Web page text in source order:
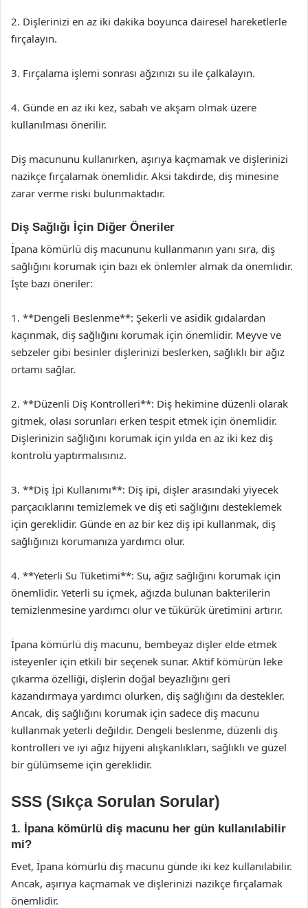
2. Dişlerinizi en az iki dakika boyunca dairesel hareketlerle
fırçalayın.
3. Fırçalama işlemi sonrası ağzınızı su ile çalkalayın.
4. Günde en az iki kez, sabah ve akşam olmak üzere
kullanılması önerilir.
Diş macununu kullanırken, aşırıya kaçmamak ve dişlerinizi
nazikçe fırçalamak önemlidir. Aksi takdirde, diş minesine
zarar verme riski bulunmaktadır.
Diş Sağlığı İçin Diğer Öneriler
İpana kömürlü diş macununu kullanmanın yanı sıra, diş
sağlığını korumak için bazı ek önlemler almak da önemlidir.
İşte bazı öneriler:
1. **Dengeli Beslenme**: Şekerli ve asidik gıdalardan
kaçınmak, diş sağlığını korumak için önemlidir. Meyve ve
sebzeler gibi besinler dişlerinizi beslerken, sağlıklı bir ağız
ortamı sağlar.
2. **Düzenli Diş Kontrolleri**: Diş hekimine düzenli olarak
gitmek, olası sorunları erken tespit etmek için önemlidir.
Dişlerinizin sağlığını korumak için yılda en az iki kez diş
kontrolü yaptırmalısınız.
3. **Diş İpi Kullanımı**: Diş ipi, dişler arasındaki yiyecek
parçacıklarını temizlemek ve diş eti sağlığını desteklemek
için gereklidir. Günde en az bir kez diş ipi kullanmak, diş
sağlığınızı korumanıza yardımcı olur.
4. **Yeterli Su Tüketimi**: Su, ağız sağlığını korumak için
önemlidir. Yeterli su içmek, ağızda bulunan bakterilerin
temizlenmesine yardımcı olur ve tükürük üretimini artırır.
İpana kömürlü diş macunu, bembeyaz dişler elde etmek
isteyenler için etkili bir seçenek sunar. Aktif kömürün leke
çıkarma özelliği, dişlerin doğal beyazlığını geri
kazandırmaya yardımcı olurken, diş sağlığını da destekler.
Ancak, diş sağlığını korumak için sadece diş macunu
kullanmak yeterli değildir. Dengeli beslenme, düzenli diş
kontrolleri ve iyi ağız hijyeni alışkanlıkları, sağlıklı ve güzel
bir gülümseme için gereklidir.
SSS (Sıkça Sorulan Sorular)
1. İpana kömürlü diş macunu her gün kullanılabilir
mi?
Evet, İpana kömürlü diş macunu günde iki kez kullanılabilir.
Ancak, aşırıya kaçmamak ve dişlerinizi nazikçe fırçalamak
önemlidir.